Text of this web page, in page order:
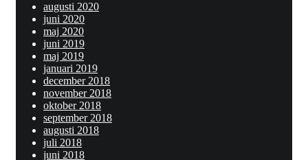
augusti 2020
juni 2020
maj 2020
juni 2019
maj 2019
januari 2019
december 2018
november 2018
oktober 2018
september 2018
augusti 2018
juli 2018
juni 2018